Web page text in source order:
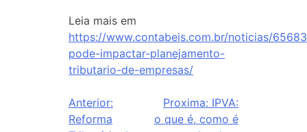
Leia mais em
https://www.contabeis.com.br/noticias/
pode-impactar-planejamento-
tributario-de-empresas/
Anterior:
Reforma
Proxima: IPVA:
o que é, como é